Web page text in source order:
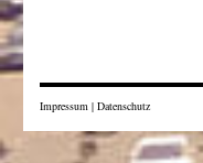
Impressum | Datenschutz